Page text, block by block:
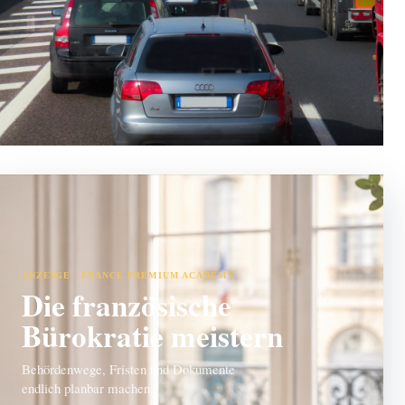
ANZEIGE · FRANCE PREMIUM ACADEMY
Die französische
Bürokratie meistern
Behördenwege, Fristen und Dokumente
endlich planbar machen.